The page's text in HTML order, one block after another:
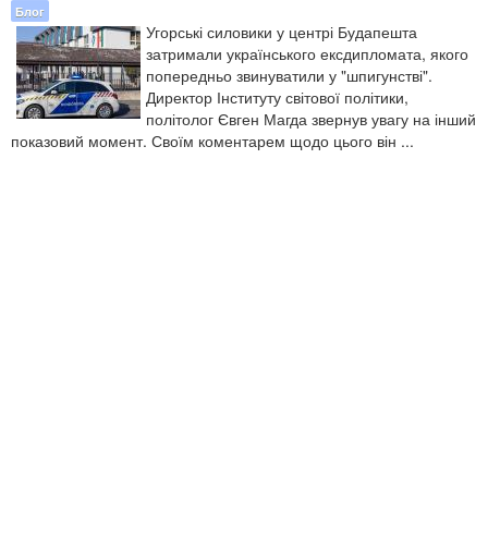
Блог
Угорські силовики у центрі Будапешта
затримали українського ексдипломата, якого
попередньо звинуватили у "шпигунстві".
Директор Інституту світової політики,
політолог Євген Магда звернув увагу на інший
показовий момент. Своїм коментарем щодо цього він ...